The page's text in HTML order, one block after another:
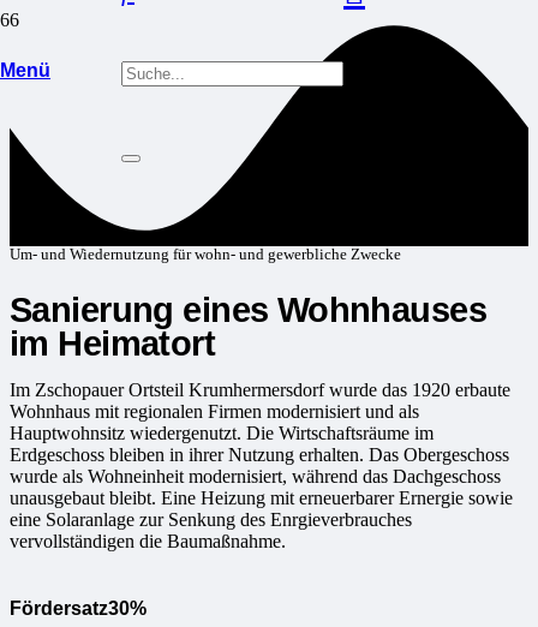
Menü
Um- und Wiedernutzung für wohn- und gewerbliche Zwecke
Sanierung eines Wohnhauses
im Heimatort
Im Zschopauer Ortsteil Krumhermersdorf wurde das 1920 erbaute
Wohnhaus mit regionalen Firmen modernisiert und als
Hauptwohnsitz wiedergenutzt. Die Wirtschaftsräume im
Erdgeschoss bleiben in ihrer Nutzung erhalten. Das Obergeschoss
wurde als Wohneinheit modernisiert, während das Dachgeschoss
unausgebaut bleibt. Eine Heizung mit erneuerbarer Ernergie sowie
eine Solaranlage zur Senkung des Enrgieverbrauches
vervollständigen die Baumaßnahme.
Fördersatz30%